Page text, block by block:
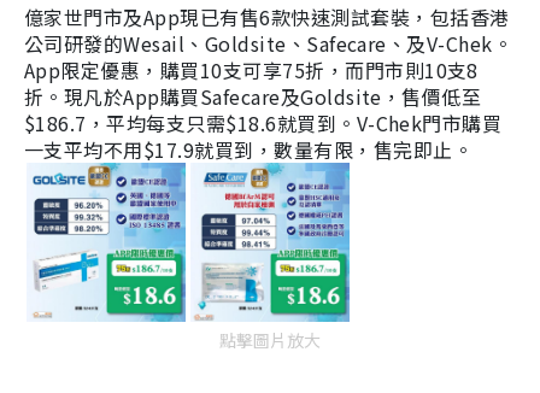
億家世門市及App現已有售6款快速測試套裝，包括香港
公司研發的Wesail、Goldsite、Safecare、及V-Chek。
App限定優惠，購買10支可享75折，而門市則10支8
折。現凡於App購買Safecare及Goldsite，售價低至
$186.7，平均每支只需$18.6就買到。V-Chek門市購買
一支平均不用$17.9就買到，數量有限，售完即止。
點擊圖片放大